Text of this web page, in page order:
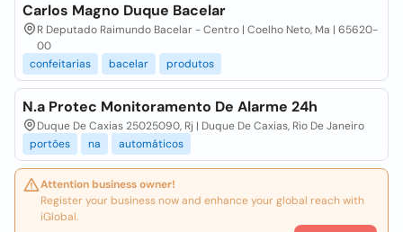
Carlos Magno Duque Bacelar
R Deputado Raimundo Bacelar - Centro | Coelho Neto, Ma | 65620-
00
confeitarias
bacelar produtos
N.a Protec Monitoramento De Alarme 24h
Duque De Caxias 25025090, Rj | Duque De Caxias, Rio De Janeiro
portões
na automáticos
Attention business owner!
Register your business now and enhance your global reach with
iGlobal.